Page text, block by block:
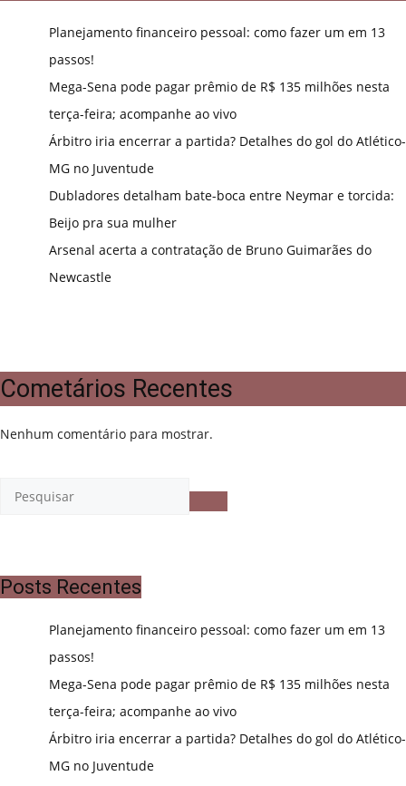
Planejamento financeiro pessoal: como fazer um em 13
passos!
Mega-Sena pode pagar prêmio de R$ 135 milhões nesta
terça-feira; acompanhe ao vivo
Árbitro iria encerrar a partida? Detalhes do gol do Atlético-
MG no Juventude
Dubladores detalham bate-boca entre Neymar e torcida:
Beijo pra sua mulher
Arsenal acerta a contratação de Bruno Guimarães do
Newcastle
Cometários Recentes
Nenhum comentário para mostrar.
Posts Recentes
Planejamento financeiro pessoal: como fazer um em 13
passos!
Mega-Sena pode pagar prêmio de R$ 135 milhões nesta
terça-feira; acompanhe ao vivo
Árbitro iria encerrar a partida? Detalhes do gol do Atlético-
MG no Juventude